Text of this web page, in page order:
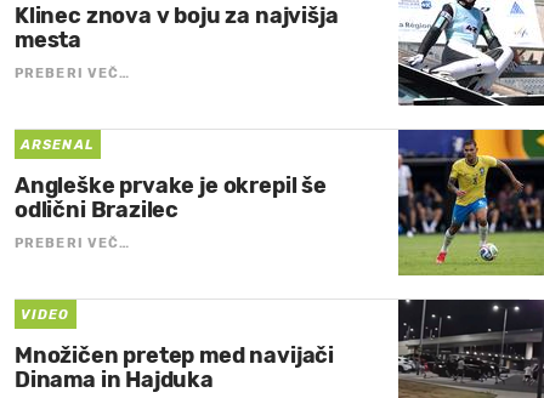
Klinec znova v boju za najvišja
mesta
PREBERI VEČ…
ARSENAL
Angleške prvake je okrepil še
odlični Brazilec
PREBERI VEČ…
VIDEO
Množičen pretep med navijači
Dinama in Hajduka